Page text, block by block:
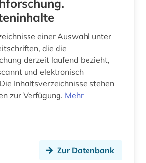
christoph jacob (2)
christoph martin (1)
chronologie (1)
compliance (1)
computermusik (1)
einer Auswahl unter
die die
derzeit laufend bezieht,
und elektronisch
Inhaltsverzeichnisse stehen
zur Verfügung. Mehr
Zur Datenbank